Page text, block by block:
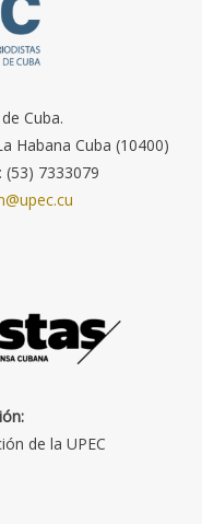
Cuba.
Habana Cuba (10400)
7333079
de la UPEC